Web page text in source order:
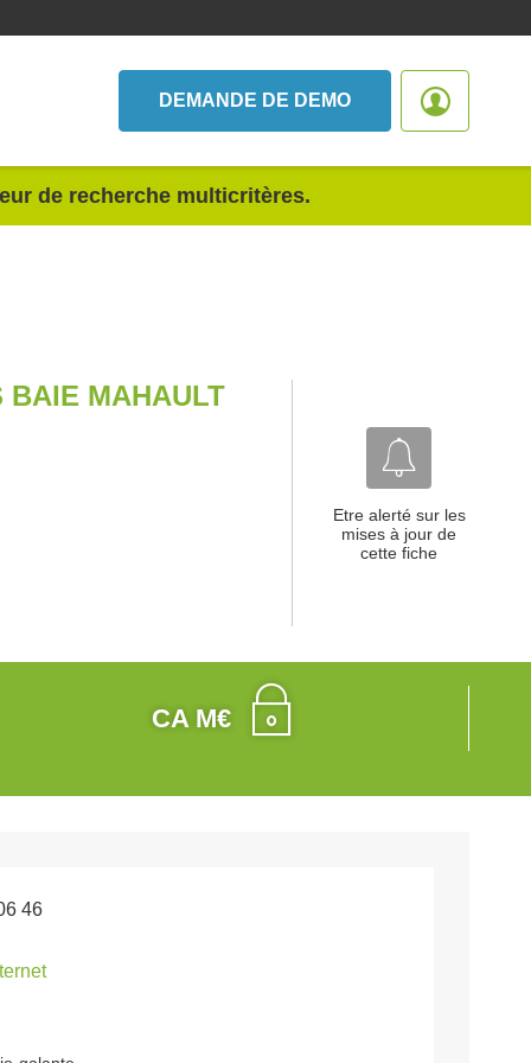
DEMANDE DE DEMO
de recherche multicritères.
BAIE MAHAULT
Etre alerté sur les
mises à jour de
cette fiche
CA M€
46